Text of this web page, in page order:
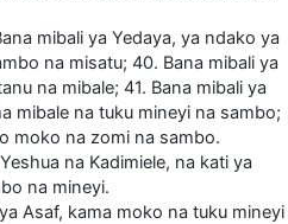
mibali ya Yedaya, ya ndako ya
na misatu; 40. Bana mibali ya
na mibale; 41. Bana mibali ya
mibale na tuku mineyi na sambo;
moko na zomi na sambo.
na Kadimiele, na kati ya
na mineyi.
Asaf, kama moko na tuku mineyi